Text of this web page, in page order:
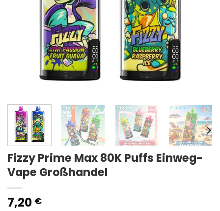
Fizzy Prime Max 80K Puffs Einweg-
Vape Großhandel
7,20 €